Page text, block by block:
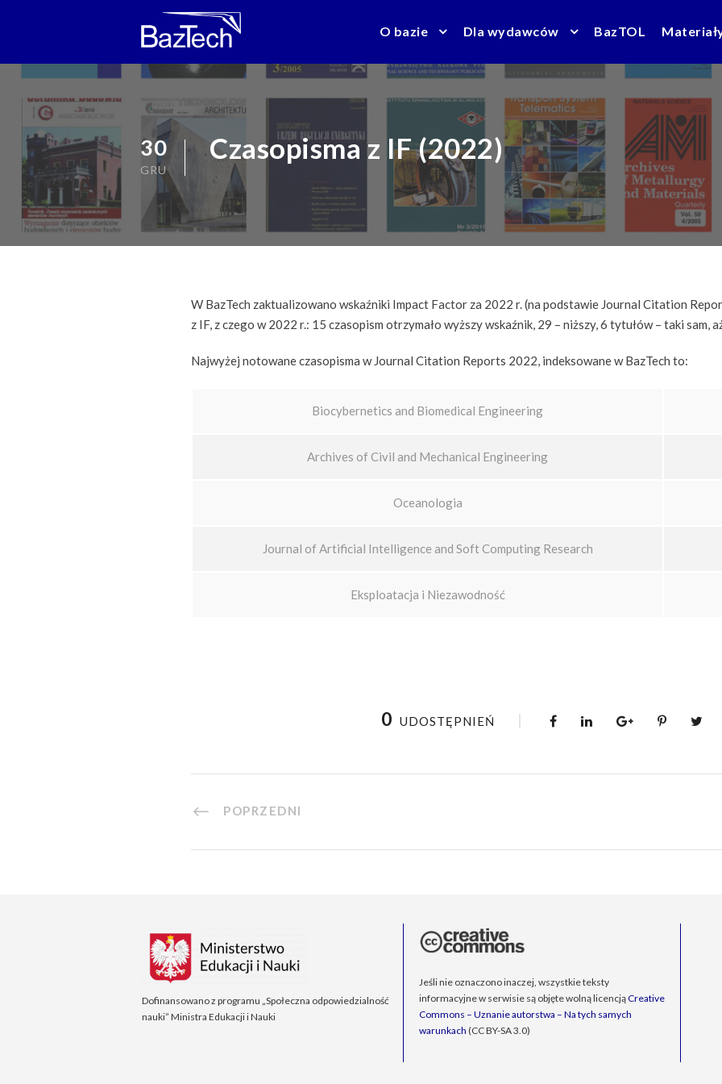
O bazie Dla wydawców BazTOL
30
GRU
Czasopisma z IF (2022)
W BazTech zaktualizowano wskaźniki Impact Factor za 2022 r. (na podstawie Journal Citation
z IF, z czego w 2022 r.: 15 czasopism otrzymało wyższy wskaźnik, 29 – niższy, 6 tytułów – taki sam,
Najwyżej notowane czasopisma w Journal Citation Reports 2022, indeksowane w BazTech to:
Biocybernetics and Biomedical Engineering
Archives of Civil and Mechanical Engineering
Oceanologia
Journal of Artificial Intelligence and Soft Computing Research
Eksploatacja i Niezawodność
0 UDOSTĘPNIEŃ
POPRZEDNI
Dofinansowano z programu „Społeczna odpowiedzialność
nauki” Ministra Edukacji i Nauki
Jeśli nie oznaczono inaczej, wszystkie teksty
informacyjne w serwisie są objęte wolną licencjąCreative
Commons – Uznanie autorstwa – Na tych samych
warunkach(CC BY-SA 3.0)